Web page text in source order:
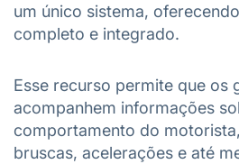
um único sistema,
completo e integrado.
Esse recurso permite que os
acompanhem informações
comportamento do
bruscas, acelerações e até